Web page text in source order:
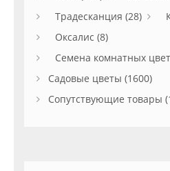
Традесканция (28)
Оксалис (8)
Семена комнатных
Садовые цветы (1600)
Сопутствующие товары